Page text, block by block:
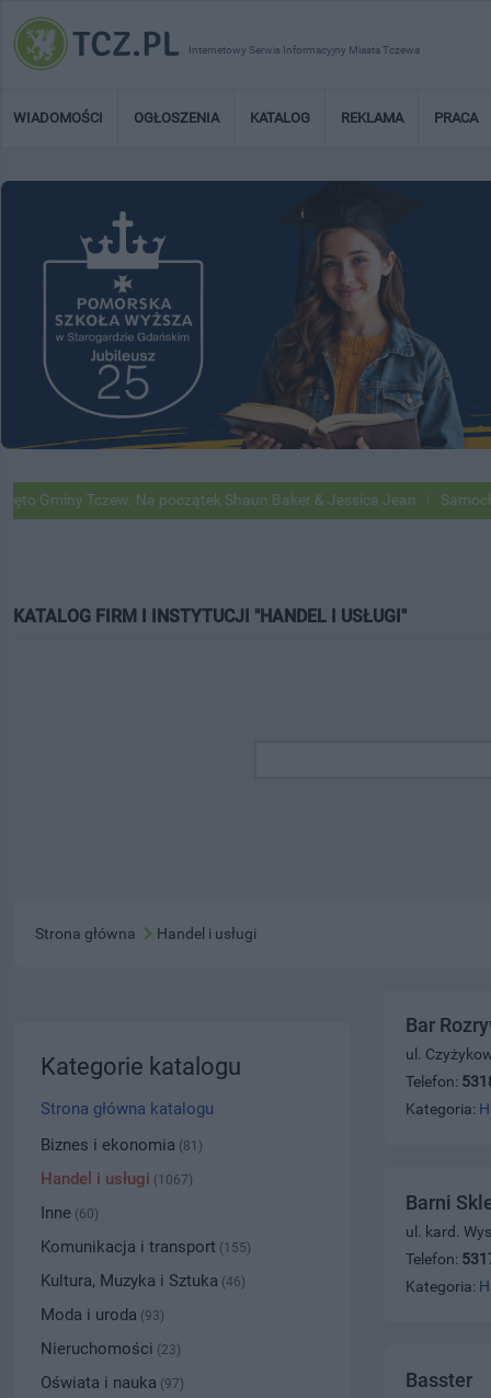
Internetowy Serwis Informacyjny Miasta Tczewa
WIADOMOŚCI OGŁOSZENIA KATALOG REKLAMA PRACA
Tczew. Na początek Shaun Baker & Jessica Jean Samochody
KATALOG FIRM I INSTYTUCJI "HANDEL I USŁUGI"
Strona główna Handel i usługi
Bar
ul.
Telefon:
Kategoria:
Barni
ul. kard.
Telefon:
Kategoria:
Basster
Kategorie katalogu
Strona główna katalogu
Biznes i ekonomia (81)
Handel i usługi (1067)
Inne (60)
Komunikacja i transport (155)
Kultura, Muzyka i Sztuka (46)
Moda i uroda (93)
Nieruchomości (23)
Oświata i nauka (97)